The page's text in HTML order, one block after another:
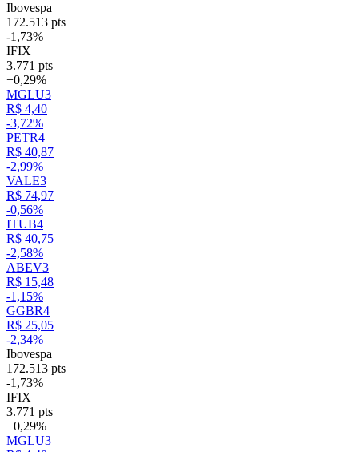
Ibovespa
172.513 pts
-1,73%
IFIX
3.771 pts
+0,29%
MGLU3
R$ 4,40
-3,72%
PETR4
R$ 40,87
-2,99%
VALE3
R$ 74,97
-0,56%
ITUB4
R$ 40,75
-2,58%
ABEV3
R$ 15,48
-1,15%
GGBR4
R$ 25,05
-2,34%
Ibovespa
172.513 pts
-1,73%
IFIX
3.771 pts
+0,29%
MGLU3